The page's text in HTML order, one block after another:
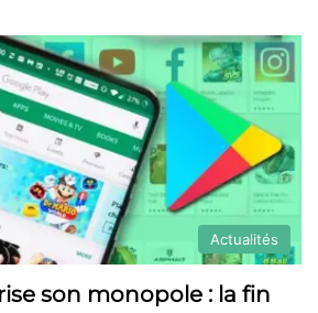
Actualités
son monopole : la fin